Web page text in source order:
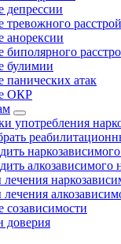
депрессии
тревожного
анорексии
биполярного
булимии
панических атак
ОКР
употребления
алкозависимого
созависимости
доверия